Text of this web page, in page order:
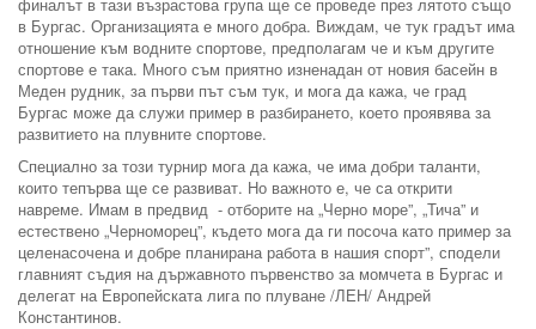
в Бургас. Организацията е много добра. Виждам, че тук градът има
отношение към водните спортове, предполагам че и към другите
спортове е така. Много съм приятно изненадан от новия басейн в
Меден рудник, за първи път съм тук, и мога да кажа, че град
Бургас може да служи пример в разбирането, което проявява за
развитието на плувните спортове.
Специално за този турнир мога да кажа, че има добри таланти,
които тепърва ще се развиват. Но важното е, че са открити
навреме. Имам в предвид - отборите на „Черно море”, „Тича” и
естествено „Черноморец”, където мога да ги посоча като пример за
целенасочена и добре планирана работа в нашия спорт”, сподели
главният съдия на държавното първенство за момчета в Бургас и
делегат на Европейската лига по плуване /ЛЕН/ Андрей
Константинов.